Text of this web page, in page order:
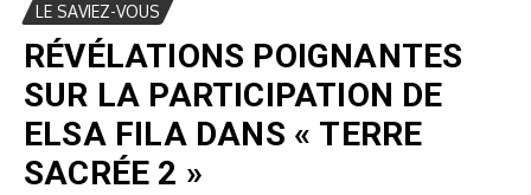
LE SAVIEZ-VOUS
RÉVÉLATIONS POIGNANTES
SUR LA PARTICIPATION DE
ELSA FILA DANS « TERRE
SACRÉE 2 »